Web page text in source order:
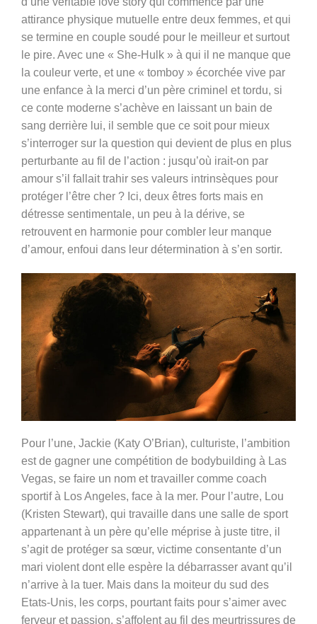
attirance physique mutuelle entre deux femmes, et qui
se termine en couple soudé pour le meilleur et surtout
le pire. Avec une « She-Hulk » à qui il ne manque que
la couleur verte, et une « tomboy » écorchée vive par
une enfance à la merci d’un père criminel et tordu, si
ce conte moderne s’achève en laissant un bain de
sang derrière lui, il semble que ce soit pour mieux
s’interroger sur la question qui devient de plus en plus
perturbante au fil de l’action : jusqu’où irait-on par
amour s’il fallait trahir ses valeurs intrinsèques pour
protéger l’être cher ? Ici, deux êtres forts mais en
détresse sentimentale, un peu à la dérive, se
retrouvent en harmonie pour combler leur manque
d’amour, enfoui dans leur détermination à s’en sortir.
Pour l’une, Jackie (Katy O’Brian), culturiste, l’ambition
est de gagner une compétition de bodybuilding à Las
Vegas, se faire un nom et travailler comme coach
sportif à Los Angeles, face à la mer. Pour l’autre, Lou
(Kristen Stewart), qui travaille dans une salle de sport
appartenant à un père qu’elle méprise à juste titre, il
s’agit de protéger sa sœur, victime consentante d’un
mari violent dont elle espère la débarrasser avant qu’il
n’arrive à la tuer. Mais dans la moiteur du sud des
Etats-Unis, les corps, pourtant faits pour s’aimer avec
ferveur et passion, s’affolent au fil des meurtrissures de